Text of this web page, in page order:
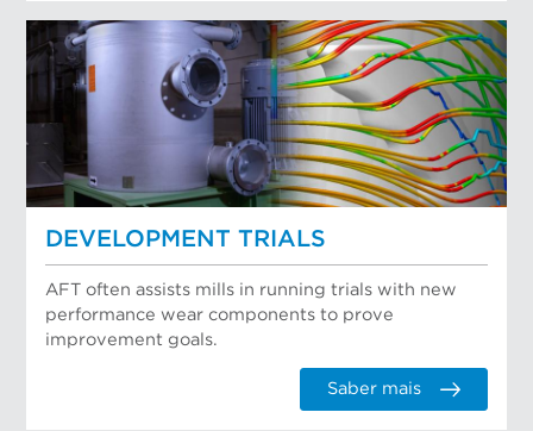
DEVELOPMENT TRIALS
AFT often assists mills in running trials with new
performance wear components to prove
improvement goals.
Saber mais